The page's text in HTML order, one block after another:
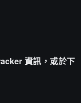
資訊，或於下